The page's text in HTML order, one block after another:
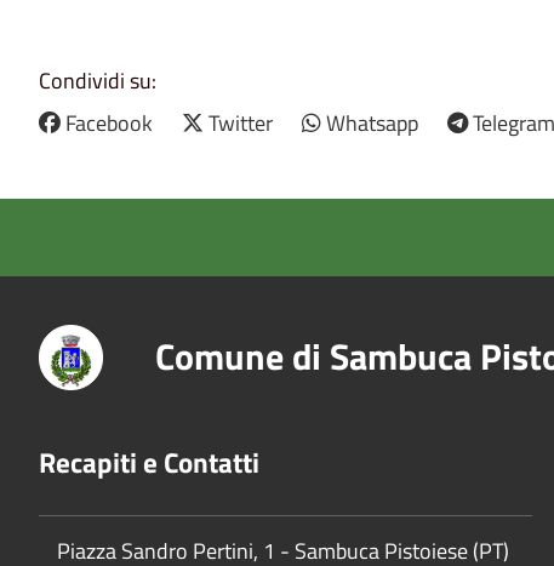
Condividi su:
Facebook
Twitter Whatsapp Telegram
Comune di Sambuca
Recapiti e Contatti
Piazza Sandro Pertini, 1 - Sambuca Pistoiese (PT)